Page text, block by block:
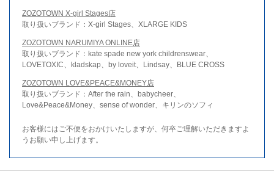
ZOZOTOWN X-girl Stages店
取り扱いブランド：X-girl Stages、XLARGE KIDS
ZOZOTOWN NARUMIYA ONLINE店
取り扱いブランド：kate spade new york childrenswear、
LOVETOXIC、kladskap、by loveit、Lindsay、BLUE CROSS
ZOZOTOWN LOVE&PEACE&MONEY店
取り扱いブランド：After the rain、babycheer、
Love&Peace&Money、sense of wonder、キリンのソフィ
お客様にはご不便をおかけいたしますが、何卒ご理解いただきますよ
うお願い申し上げます。